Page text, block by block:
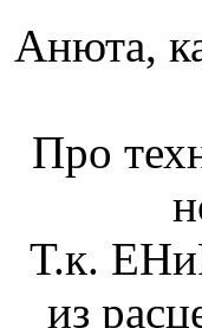
Анюта,
Про
Т.к.
из